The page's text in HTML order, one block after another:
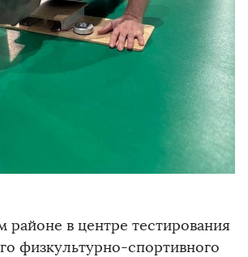
районе в центре тестирования
физкультурно-спортивного